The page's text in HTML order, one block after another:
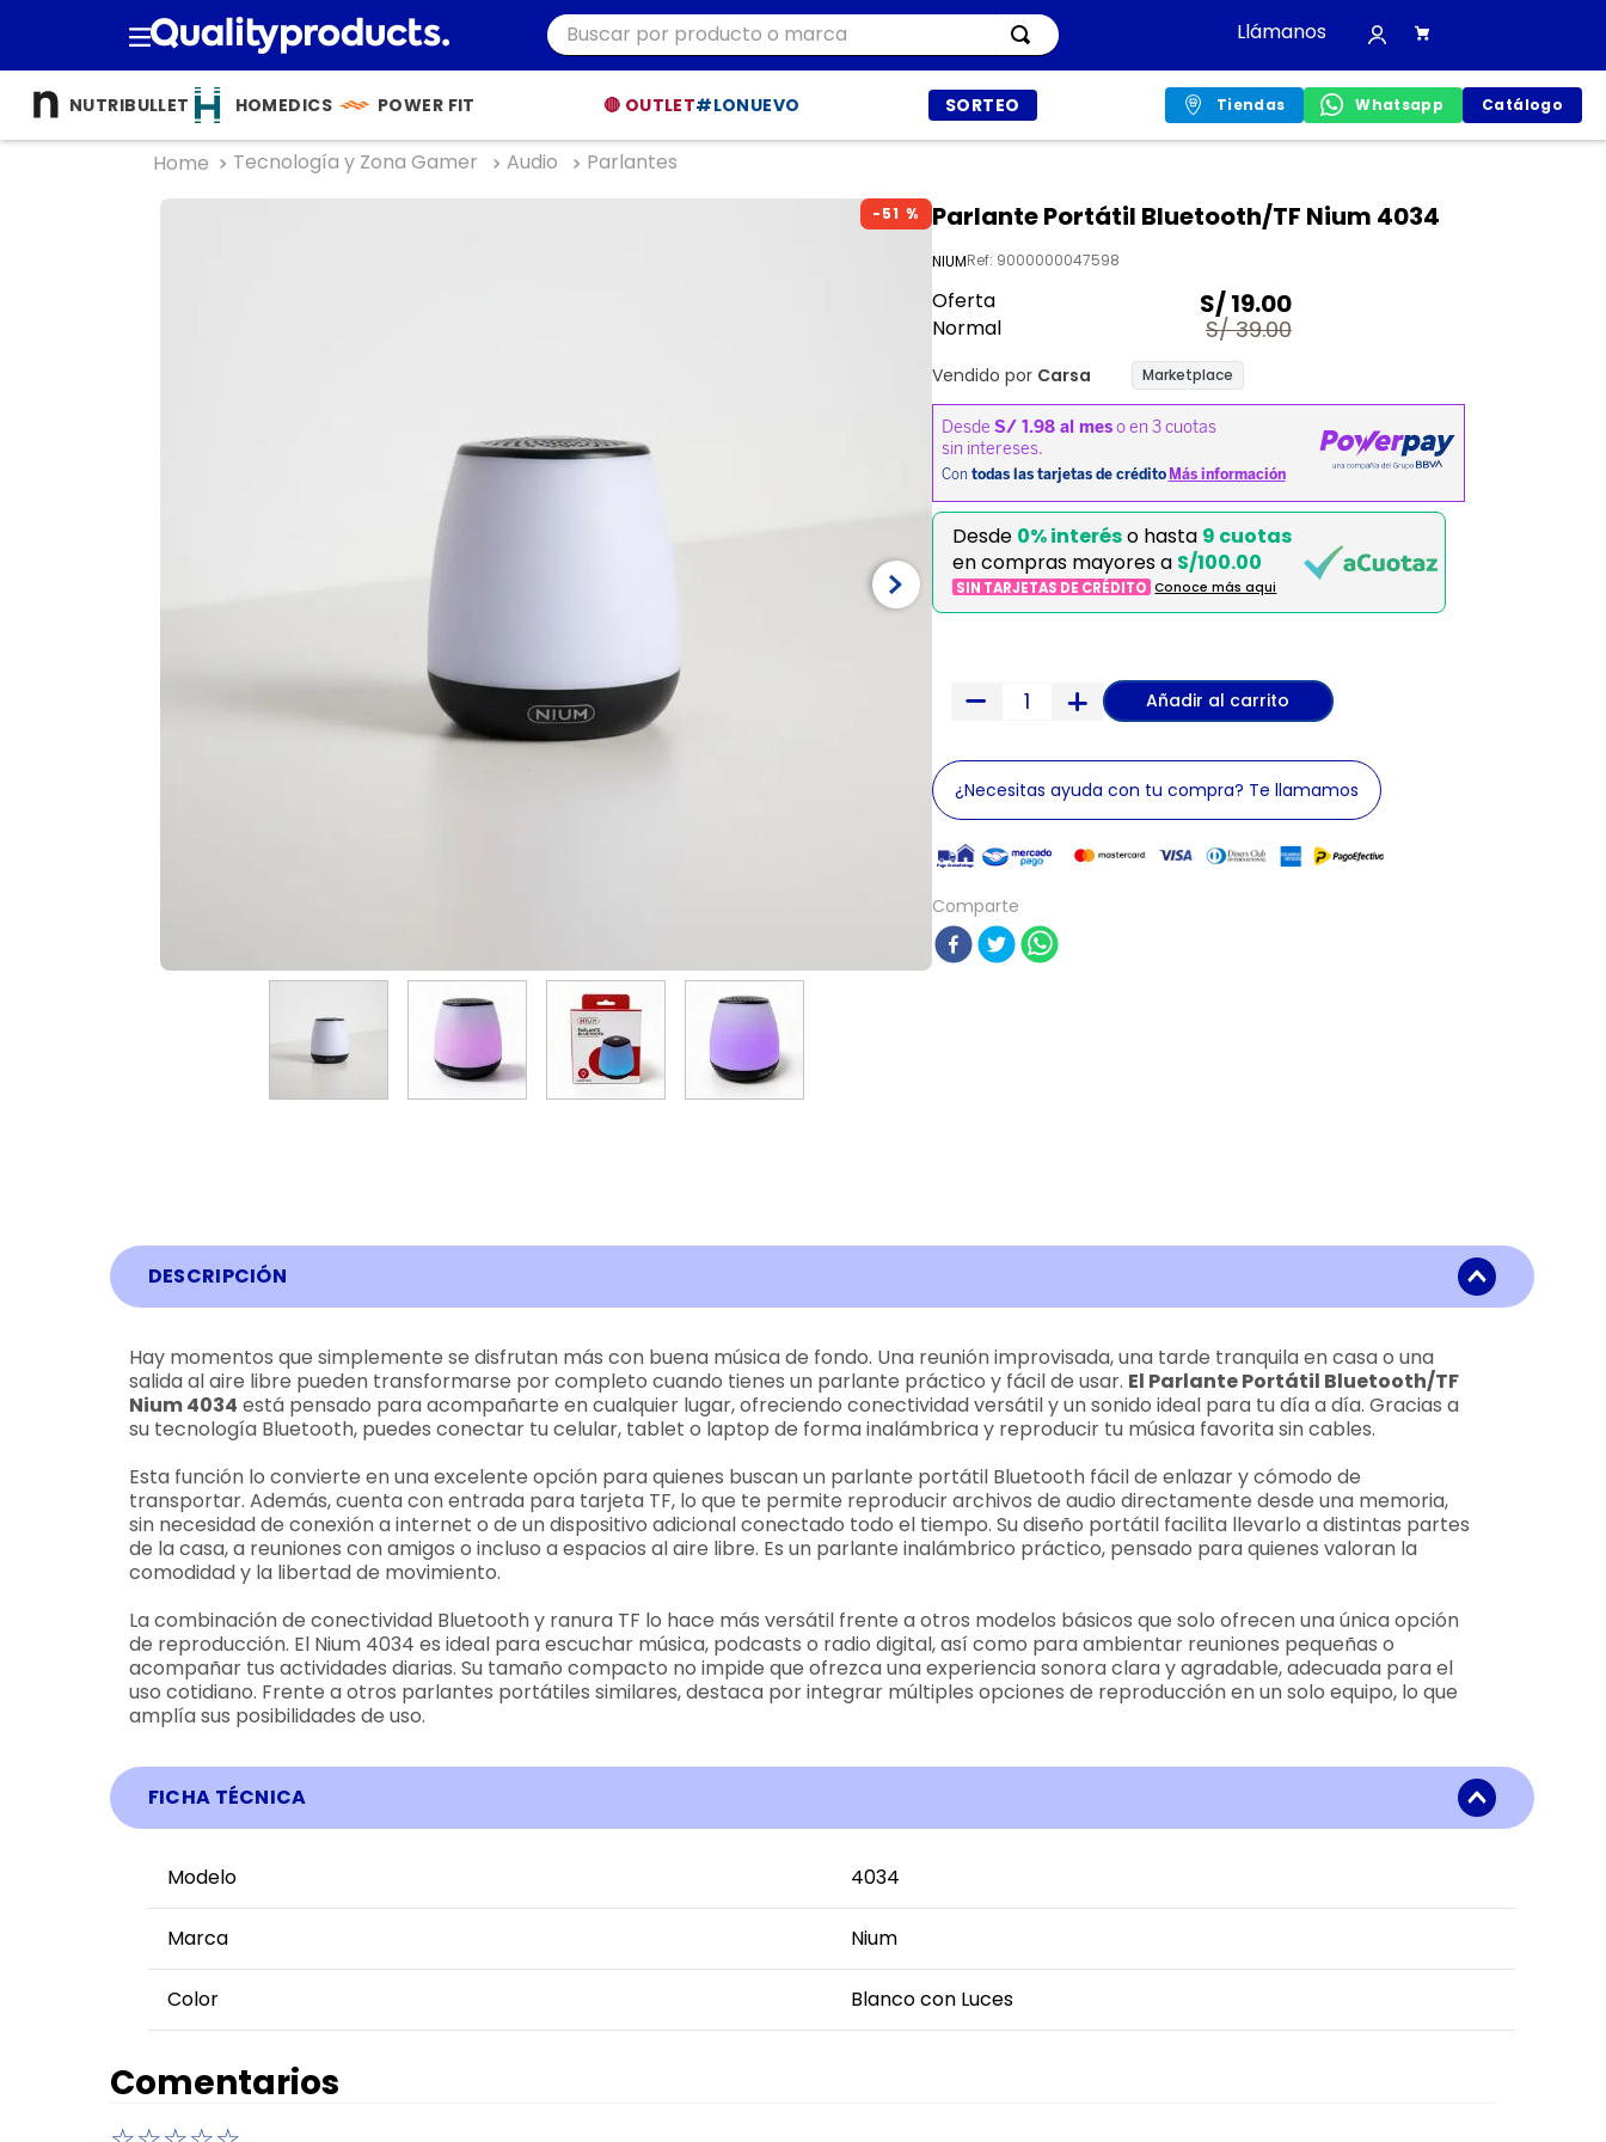
Buscar por producto o marca Llámanos
NUTRIBULLET HOMEDICS POWER FIT 🔴 OUTLET#LONUEVO SORTEO Tiendas Whatsapp Catálogo
Tecnología y Zona Gamer Audio Parlantes
-51 % Parlante Portátil Bluetooth/TF Nium 4034
NIUMRef: 9000000047598
Oferta S/19.00
Normal S/39.00
Vendido por Carsa Marketplace
Desde 0% interéso hasta 9 cuotas
en compras mayores a S/100.00
SIN TARJETAS DE CRÉDITO Conoce más aqui
Añadir al carrito
¿Necesitas ayuda con tu compra? Te llamamos
Comparte
DESCRIPCIÓN
Hay momentos que simplemente se disfrutan más con buena música de fondo. Una reunión improvisada, una tarde tranquila en casa o una
salida al aire libre pueden transformarse por completo cuando tienes un parlante práctico y fácil de usar. El Parlante Portátil Bluetooth/TF
Nium 4034 está pensado para acompañarte en cualquier lugar, ofreciendo conectividad versátil y un sonido ideal para tu día a día. Gracias a
su tecnología Bluetooth, puedes conectar tu celular, tablet o laptop de forma inalámbrica y reproducir tu música favorita sin cables.
Esta función lo convierte en una excelente opción para quienes buscan un parlante portátil Bluetooth fácil de enlazar y cómodo de
transportar. Además, cuenta con entrada para tarjeta TF, lo que te permite reproducir archivos de audio directamente desde una memoria,
sin necesidad de conexión a internet o de un dispositivo adicional conectado todo el tiempo. Su diseño portátil facilita llevarlo a distintas partes
de la casa, a reuniones con amigos o incluso a espacios al aire libre. Es un parlante inalámbrico práctico, pensado para quienes valoran la
comodidad y la libertad de movimiento.
La combinación de conectividad Bluetooth y ranura TF lo hace más versátil frente a otros modelos básicos que solo ofrecen una única opción
de reproducción. El Nium 4034 es ideal para escuchar música, podcasts o radio digital, así como para ambientar reuniones pequeñas o
acompañar tus actividades diarias. Su tamaño compacto no impide que ofrezca una experiencia sonora clara y agradable, adecuada para el
uso cotidiano. Frente a otros parlantes portátiles similares, destaca por integrar múltiples opciones de reproducción en un solo equipo, lo que
amplía sus posibilidades de uso.
FICHA TÉCNICA
Modelo 4034
Marca Nium
Color Blanco con Luces
Comentarios
TÉRMINOS MÁS BUSCADOS
2.
bienestar
almohada
10.